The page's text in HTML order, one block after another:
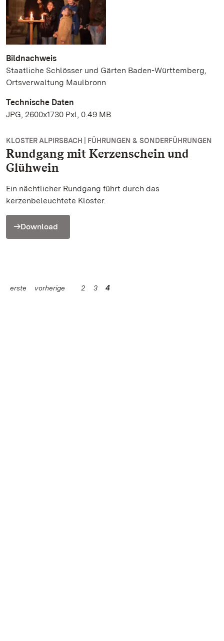
Bildnachweis
Staatliche Schlösser und Gärten Baden-Württemberg,
Ortsverwaltung Maulbronn
Technische Daten
JPG, 2600x1730 Pxl, 0.49 MB
KLOSTER ALPIRSBACH | FÜHRUNGEN & SONDERFÜHRUNGEN
Rundgang mit Kerzenschein und
Glühwein
Ein nächtlicher Rundgang führt durch das
kerzenbeleuchtete Kloster.
Download
erste vorherige 2 3 4